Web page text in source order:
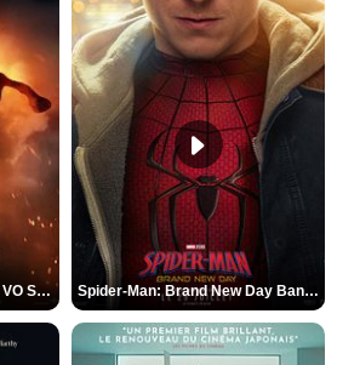
L'Odyssée Bande-annonce VO STFR Spider-Man: Brand New Day Bande-annonce VO STFR